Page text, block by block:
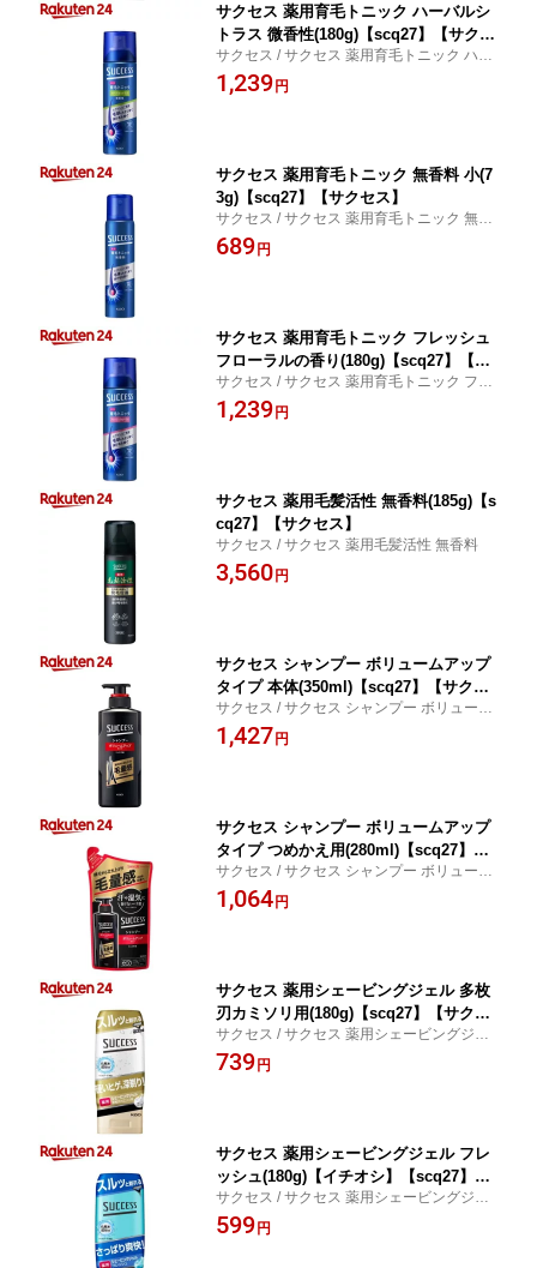
サクセス 薬用育毛トニック ハーバルシ
トラス 微香性(180g)【scq27】【サクセ
ス】
サクセス / サクセス 薬用育毛トニック ハー
バルシトラス 微香性
1,239 円
サクセス 薬用育毛トニック 無香料 小(7
3g)【scq27】【サクセス】
サクセス / サクセス 薬用育毛トニック 無香
料 小
689 円
サクセス 薬用育毛トニック フレッシュ
フローラルの香り(180g)【scq27】【サ
クセス】
サクセス / サクセス 薬用育毛トニック フレ
ッシュフローラルの香り
1,239 円
サクセス 薬用毛髪活性 無香料(185g)【s
cq27】【サクセス】
サクセス / サクセス 薬用毛髪活性 無香料
3,560 円
サクセス シャンプー ボリュームアップ
タイプ 本体(350ml)【scq27】【サクセ
ス】
サクセス / サクセス シャンプー ボリューム
アップタイプ 本体
1,427 円
サクセス シャンプー ボリュームアップ
タイプ つめかえ用(280ml)【scq27】
【サクセス】
サクセス / サクセス シャンプー ボリューム
アップタイプ つめかえ用
1,064 円
サクセス 薬用シェービングジェル 多枚
刃カミソリ用(180g)【scq27】【サクセ
ス】
サクセス / サクセス 薬用シェービングジェ
ル 多枚刃カミソリ用
739 円
サクセス 薬用シェービングジェル フレ
ッシュ(180g)【イチオシ】【scq27】
【サクセス】
サクセス / サクセス 薬用シェービングジェ
ル フレッシュ
599 円